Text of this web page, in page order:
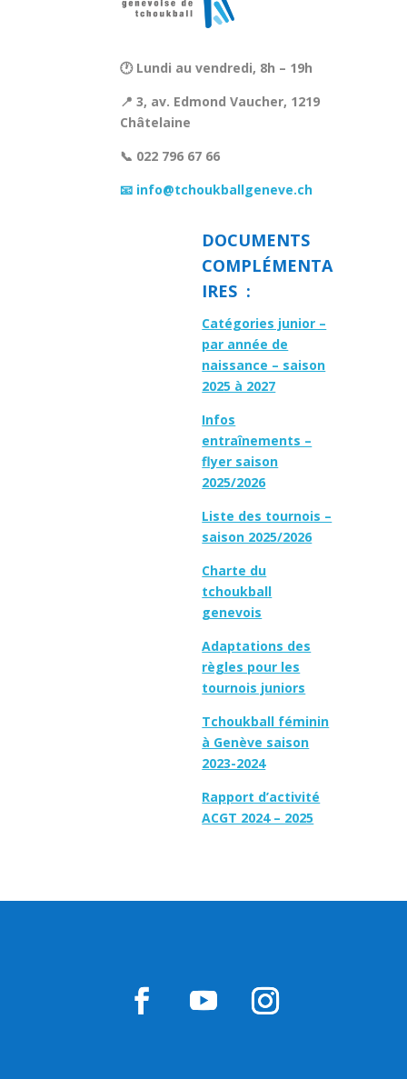
🕐 Lundi au vendredi, 8h – 19h
📍 3, av. Edmond Vaucher, 1219
Châtelaine
📞 022 796 67 66
📧 info@tchoukballgeneve.ch
DOCUMENTS
COMPLÉMENTA
IRES :
Catégories junior –
par année de
naissance – saison
2025 à 2027
Infos
entraînements –
flyer saison
2025/2026
Liste des tournois –
saison 2025/2026
Charte du
tchoukball
genevois
Adaptations des
règles pour les
tournois juniors
Tchoukball féminin
à Genève saison
2023-2024
Rapport d’activité
ACGT 2024 – 2025